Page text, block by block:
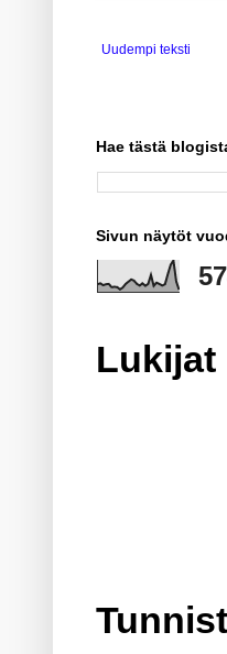
Uudempi teksti
Hae tästä
Sivun näytöt
Lukijat